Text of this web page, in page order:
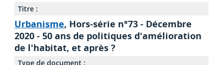
Titre :
Urbanisme, Hors-série n°73 - Décembre
2020 - 50 ans de politiques d'amélioration
de l'habitat, et après ?
Type de document :